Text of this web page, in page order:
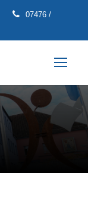
07476 /